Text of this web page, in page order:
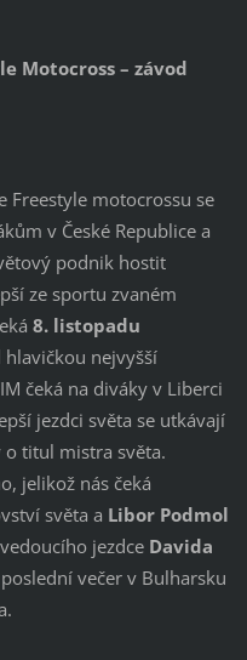
– závod
Freestyle motocrossu se
v České Republice a
podnik hostit
ze sportu zvaném
8. listopadu
nejvyšší
čeká na diváky v Liberci
jezdci světa se utkávají
titul mistra světa.
jelikož nás čeká
světa a Libor Podmol
jezdce Davida
večer v Bulharsku